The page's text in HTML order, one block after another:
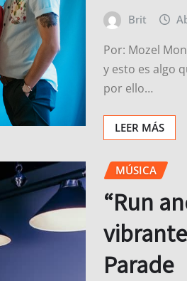
Brit
Por: Mozel
y esto es algo
por ello…
LEER MÁS
MÚSICA
“Run
Parade